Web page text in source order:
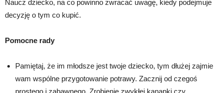
Naucz dziecko, na co powinno zwracać uwagę, kiedy podejmuje
decyzję o tym co kupić.
Pomocne rady
Pamiętaj, że im młodsze jest twoje dziecko, tym dłużej zajmie
wam wspólne przygotowanie potrawy. Zacznij od czegoś
prostego i zabawnego. Zrobienie zwykłej kanapki czy